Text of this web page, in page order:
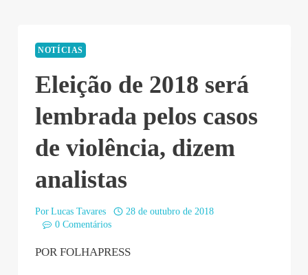
NOTÍCIAS
Eleição de 2018 será
lembrada pelos casos
de violência, dizem
analistas
Por Lucas Tavares
28 de outubro de 2018
0 Comentários
POR FOLHAPRESS